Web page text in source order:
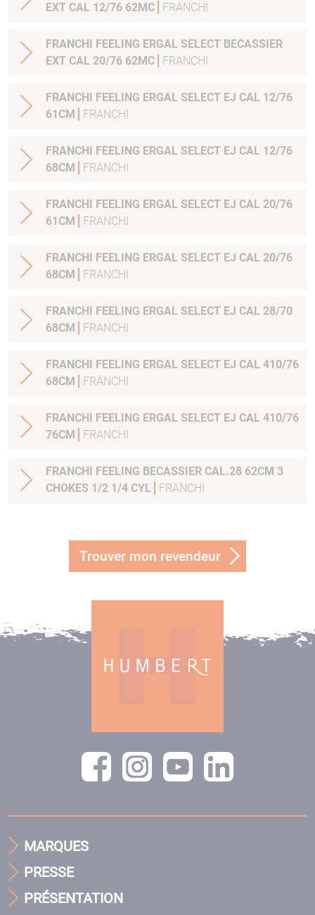
EXT CAL 12/76 62MC
FRANCHI
FRANCHI FEELING ERGAL SELECT BECASSIER
EXT CAL 20/76 62MC
FRANCHI
FRANCHI FEELING ERGAL SELECT EJ CAL 12/76
61CM
FRANCHI
FRANCHI FEELING ERGAL SELECT EJ CAL 12/76
68CM
FRANCHI
FRANCHI FEELING ERGAL SELECT EJ CAL 20/76
61CM
FRANCHI
FRANCHI FEELING ERGAL SELECT EJ CAL 20/76
68CM
FRANCHI
FRANCHI FEELING ERGAL SELECT EJ CAL 28/70
68CM
FRANCHI
FRANCHI FEELING ERGAL SELECT EJ CAL 410/76
68CM
FRANCHI
FRANCHI FEELING ERGAL SELECT EJ CAL 410/76
76CM
FRANCHI
FRANCHI FEELING BECASSIER CAL.28 62CM 3
CHOKES 1/2 1/4 CYL
FRANCHI
Trouver mon revendeur
MARQUES
PRESSE
PRÉSENTATION